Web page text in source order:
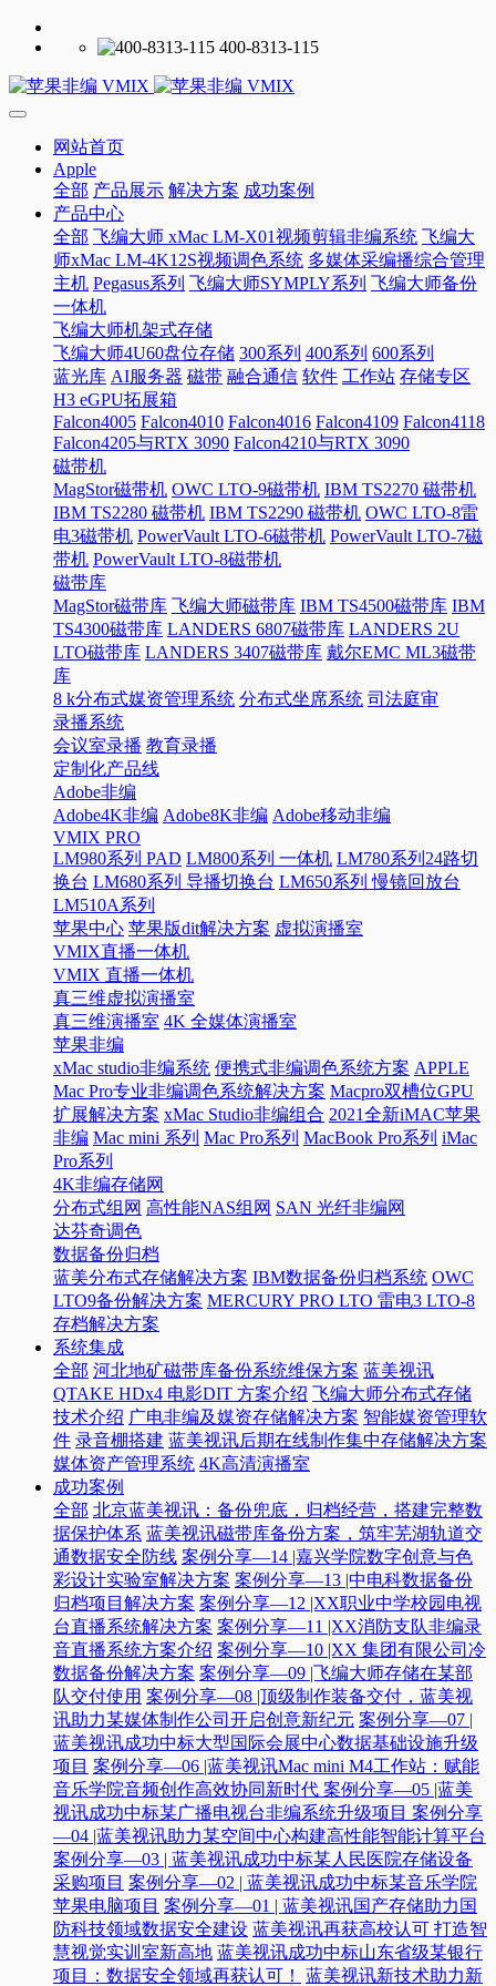
400-8313-115
网站首页
Apple
全部 产品展示 解决方案 成功案例
产品中心
全部 飞编大师 xMac LM-X01视频剪辑非编系统 飞编大
师xMac LM-4K12S视频调色系统 多媒体采编播综合管理
主机 Pegasus系列 飞编大师SYMPLY系列 飞编大师备份
一体机
飞编大师机架式存储
飞编大师4U60盘位存储 300系列 400系列 600系列
蓝光库 AI服务器 磁带 融合通信 软件 工作站 存储专区
H3 eGPU拓展箱
Falcon4005 Falcon4010 Falcon4016 Falcon4109 Falcon4118
Falcon4205与RTX 3090 Falcon4210与RTX 3090
磁带机
MagStor磁带机 OWC LTO-9磁带机 IBM TS2270 磁带机
IBM TS2280 磁带机 IBM TS2290 磁带机 OWC LTO-8雷
电3磁带机 PowerVault LTO-6磁带机 PowerVault LTO-7磁
带机 PowerVault LTO-8磁带机
磁带库
MagStor磁带库 飞编大师磁带库 IBM TS4500磁带库 IBM
TS4300磁带库 LANDERS 6807磁带库 LANDERS 2U
LTO磁带库 LANDERS 3407磁带库 戴尔EMC ML3磁带
库
8 k分布式媒资管理系统 分布式坐席系统 司法庭审
录播系统
会议室录播 教育录播
定制化产品线
Adobe非编
Adobe4K非编 Adobe8K非编 Adobe移动非编
VMIX PRO
LM980系列 PAD LM800系列 一体机 LM780系列24路切
换台 LM680系列 导播切换台 LM650系列 慢镜回放台
LM510A系列
苹果中心 苹果版dit解决方案 虚拟演播室
VMIX直播一体机
VMIX 直播一体机
真三维虚拟演播室
真三维演播室 4K 全媒体演播室
苹果非编
xMac studio非编系统 便携式非编调色系统方案 APPLE
Mac Pro专业非编调色系统解决方案 Macpro双槽位GPU
扩展解决方案 xMac Studio非编组合 2021全新iMAC苹果
非编 Mac mini 系列 Mac Pro系列 MacBook Pro系列 iMac
Pro系列
4K非编存储网
分布式组网 高性能NAS组网 SAN 光纤非编网
达芬奇调色
数据备份归档
蓝美分布式存储解决方案 IBM数据备份归档系统 OWC
LTO9备份解决方案 MERCURY PRO LTO 雷电3 LTO-8
存档解决方案
系统集成
全部 河北地矿磁带库备份系统维保方案 蓝美视讯
QTAKE HDx4 电影DIT 方案介绍 飞编大师分布式存储
技术介绍 广电非编及媒资存储解决方案 智能媒资管理软
件 录音棚搭建 蓝美视讯后期在线制作集中存储解决方案
媒体资产管理系统 4K高清演播室
成功案例
全部 北京蓝美视讯：备份兜底，归档经营，搭建完整数
据保护体系 蓝美视讯磁带库备份方案，筑牢芜湖轨道交
通数据安全防线 案例分享—14 |嘉兴学院数字创意与色
彩设计实验室解决方案 案例分享—13 |中电科数据备份
归档项目解决方案 案例分享—12 |XX职业中学校园电视
台直播系统解决方案 案例分享—11 |XX消防支队非编录
音直播系统方案介绍 案例分享—10 |XX 集团有限公司冷
数据备份解决方案 案例分享—09 |飞编大师存储在某部
队交付使用 案例分享—08 |顶级制作装备交付，蓝美视
讯助力某媒体制作公司开启创意新纪元 案例分享—07 |
蓝美视讯成功中标大型国际会展中心数据基础设施升级
项目 案例分享—06 |蓝美视讯Mac mini M4工作站：赋能
音乐学院音频创作高效协同新时代​ 案例分享—05 |蓝美
视讯成功中标某广播电视台非编系统升级项目​ 案例分享
—04 |蓝美视讯助力某空间中心构建高性能智能计算平台​
案例分享—03 | 蓝美视讯成功中标某人民医院存储设备
采购项目 案例分享—02 | 蓝美视讯成功中标某音乐学院
苹果电脑项目 案例分享—01 | 蓝美视讯国产存储助力国
防科技领域数据安全建设 蓝美视讯再获高校认可 打造智
慧视觉实训室新高地 蓝美视讯成功中标山东省级某银行
项目：数据安全领域再获认可！
蓝美视讯新技术助力新